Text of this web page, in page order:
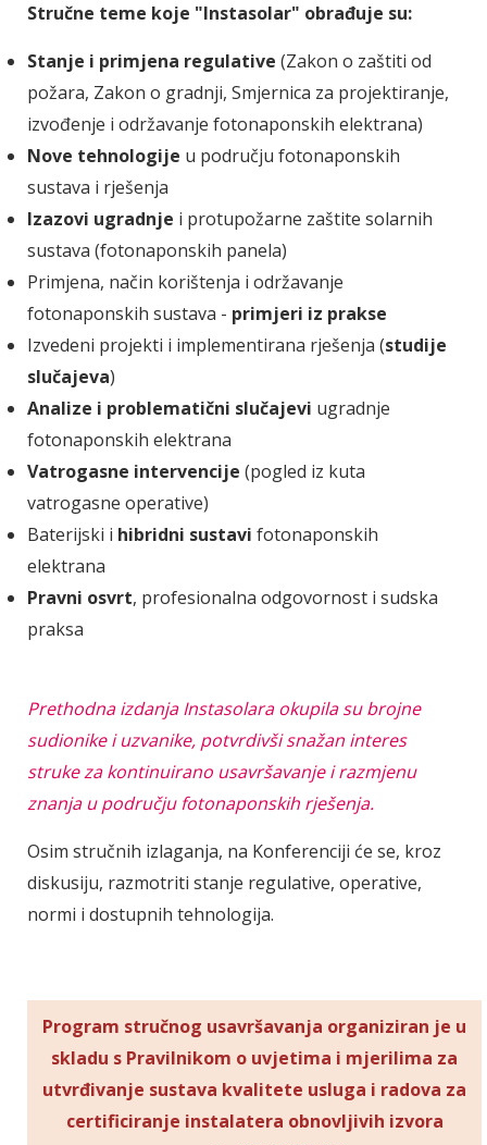
Stručne teme koje "Instasolar" obrađuje su:
Stanje i primjena regulative (Zakon o zaštiti od
požara, Zakon o gradnji, Smjernica za projektiranje,
izvođenje i održavanje fotonaponskih elektrana)
Nove tehnologije u području fotonaponskih
sustava i rješenja
Izazovi ugradnje i protupožarne zaštite solarnih
sustava (fotonaponskih panela)
Primjena, način korištenja i održavanje
fotonaponskih sustava - primjeri iz prakse
Izvedeni projekti i implementirana rješenja (studije
slučajeva)
Analize i problematični slučajevi ugradnje
fotonaponskih elektrana
Vatrogasne intervencije (pogled iz kuta
vatrogasne operative)
Baterijski i hibridni sustavi fotonaponskih
elektrana
Pravni osvrt, profesionalna odgovornost i sudska
praksa
Prethodna izdanja Instasolara okupila su brojne
sudionike i uzvanike, potvrdivši snažan interes
struke za kontinuirano usavršavanje i razmjenu
znanja u području fotonaponskih rješenja.
Osim stručnih izlaganja, na Konferenciji će se, kroz
diskusiju, razmotriti stanje regulative, operative,
normi i dostupnih tehnologija.
Program stručnog usavršavanja organiziran je u
skladu s Pravilnikom o uvjetima i mjerilima za
utvrđivanje sustava kvalitete usluga i radova za
certificiranje instalatera obnovljivih izvora